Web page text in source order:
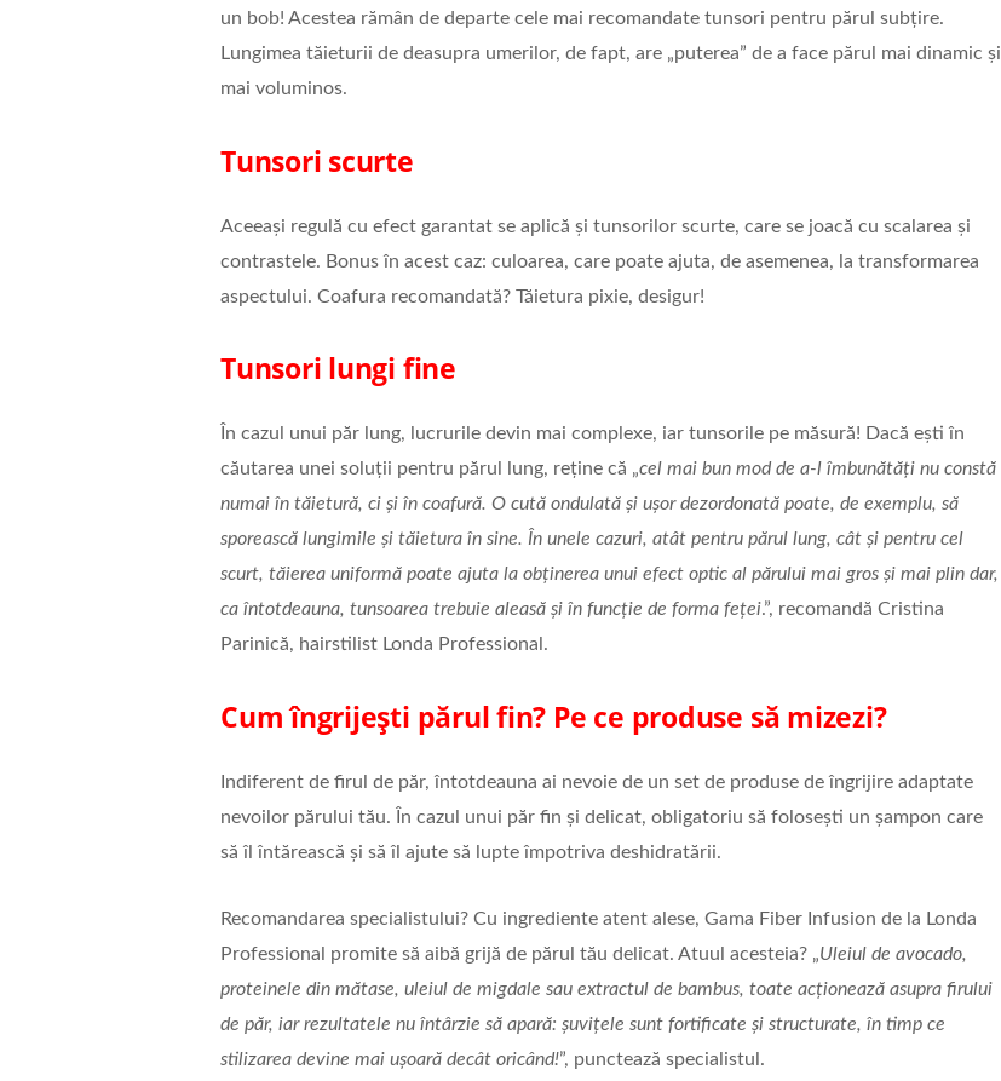
un bob! Acestea rămân de departe cele mai recomandate tunsori pentru părul subțire.
Lungimea tăieturii de deasupra umerilor, de fapt, are „puterea” de a face părul mai dinamic și
mai voluminos.
Tunsori scurte
Aceeași regulă cu efect garantat se aplică și tunsorilor scurte, care se joacă cu scalarea și
contrastele. Bonus în acest caz: culoarea, care poate ajuta, de asemenea, la transformarea
aspectului. Coafura recomandată? Tăietura pixie, desigur!
Tunsori lungi fine
În cazul unui păr lung, lucrurile devin mai complexe, iar tunsorile pe măsură! Dacă ești în
căutarea unei soluții pentru părul lung, reține că „cel mai bun mod de a-l îmbunătăți nu constă
numai în tăietură, ci și în coafură. O cută ondulată și ușor dezordonată poate, de exemplu, să
sporească lungimile și tăietura în sine. În unele cazuri, atât pentru părul lung, cât și pentru cel
scurt, tăierea uniformă poate ajuta la obținerea unui efect optic al părului mai gros și mai plin dar,
ca întotdeauna, tunsoarea trebuie aleasă și în funcție de forma feței.”, recomandă Cristina
Parinică, hairstilist Londa Professional.
Cum îngrijești părul fin? Pe ce produse să mizezi?
Indiferent de firul de păr, întotdeauna ai nevoie de un set de produse de îngrijire adaptate
nevoilor părului tău. În cazul unui păr fin și delicat, obligatoriu să folosești un șampon care
să îl întărească și să îl ajute să lupte împotriva deshidratării.
Recomandarea specialistului? Cu ingrediente atent alese, Gama Fiber Infusion de la Londa
Professional promite să aibă grijă de părul tău delicat. Atuul acesteia? „Uleiul de avocado,
proteinele din mătase, uleiul de migdale sau extractul de bambus, toate acționează asupra firului
de păr, iar rezultatele nu întârzie să apară: șuvițele sunt fortificate și structurate, în timp ce
stilizarea devine mai ușoară decât oricând!”, punctează specialistul.